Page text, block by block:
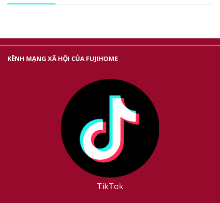
KÊNH MẠNG XÃ HỘI CỦA FUJIHOME
TikTok